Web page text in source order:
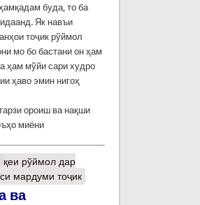
буда, то ба
Як навъи
тоҷик рўймол
мо бо бастани он ҳам
ҳам мўйи сари худро
ҳаво эмин нигоҳ
ороиш ва нақши
миёни
рўймол дар
мардуми тоҷик
ва